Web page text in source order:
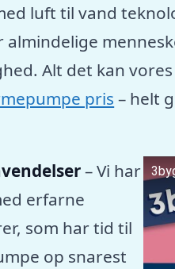
luft til vand
Alt det kan
pris – helt
– Vi har
erfarne
som har tid til
op snarest